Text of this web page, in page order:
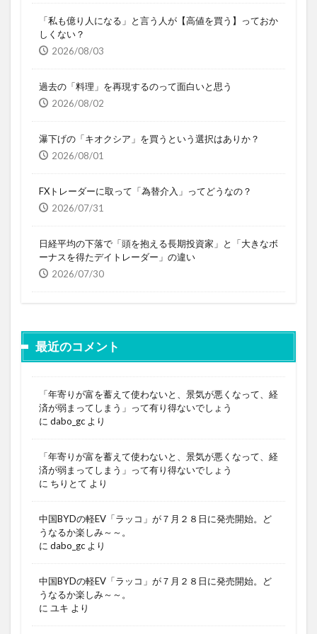
「私も億り人になる」と言う人が【高値を買う】っておか
しくない？
2026/08/03
過去の「料理」を再現するのって面白いと思う
2026/08/02
瀑下げの「キオクシア」を買うという選択はありか？
2026/08/01
FXトレーダーに取って「為替介入」ってどうなの？
2026/07/31
日経平均の下落で「頭を抱える長期投資家」と「大きなボ
ーナスを得たデイトレーダー」の違い
2026/07/30
最近のコメント
「年寄りが富を蓄えて使わないと、景気が悪くなって、経
済が弱まってしまう」って有り得ないでしょう
に dabo_gc より
「年寄りが富を蓄えて使わないと、景気が悪くなって、経
済が弱まってしまう」って有り得ないでしょう
に ちりとて より
中国BYDの軽EV「ラッコ」が７月２８日に発売開始。ど
うなるか楽しみ～～。
に dabo_gc より
中国BYDの軽EV「ラッコ」が７月２８日に発売開始。ど
うなるか楽しみ～～。
に ユキ より